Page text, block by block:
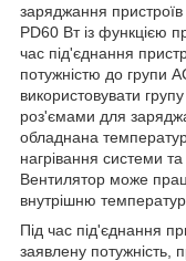
заряджання
PD60 Вт із функцією
час під'єднання
потужністю до групи
використовувати
роз'ємами для
обладнана
нагрівання системи
Вентилятор може
внутрішню
Під час під'єднання
заявлену потужність,